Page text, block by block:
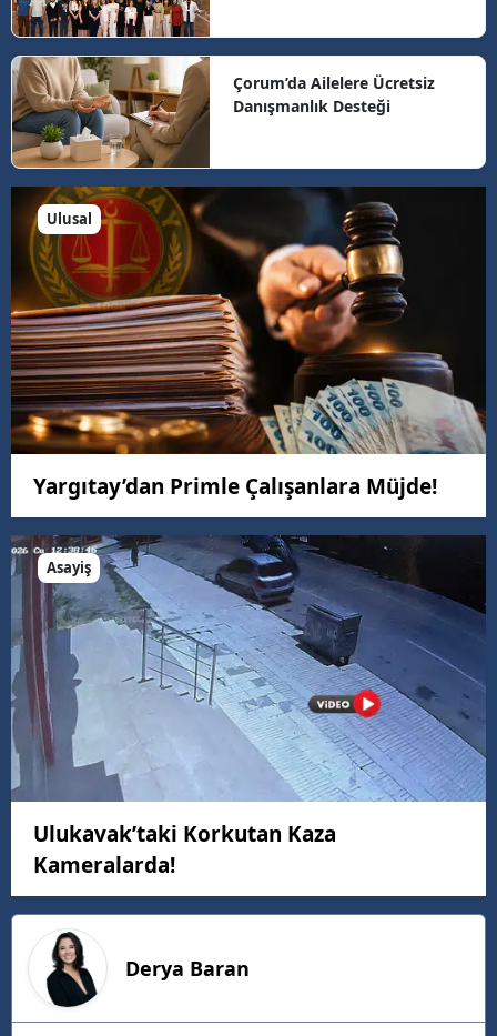
Çorum’da Ailelere Ücretsiz
Danışmanlık Desteği
Ulusal
Yargıtay’dan Primle Çalışanlara Müjde!
Asayiş
Ulukavak’taki Korkutan Kaza
Kameralarda!
Derya Baran